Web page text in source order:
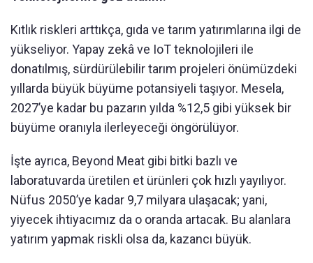
Kıtlık riskleri arttıkça, gıda ve tarım yatırımlarına ilgi de
yükseliyor. Yapay zekâ ve IoT teknolojileri ile
donatılmış, sürdürülebilir tarım projeleri önümüzdeki
yıllarda büyük büyüme potansiyeli taşıyor. Mesela,
2027’ye kadar bu pazarın yılda %12,5 gibi yüksek bir
büyüme oranıyla ilerleyeceği öngörülüyor.
İşte ayrıca, Beyond Meat gibi bitki bazlı ve
laboratuvarda üretilen et ürünleri çok hızlı yayılıyor.
Nüfus 2050’ye kadar 9,7 milyara ulaşacak; yani,
yiyecek ihtiyacımız da o oranda artacak. Bu alanlara
yatırım yapmak riskli olsa da, kazancı büyük.